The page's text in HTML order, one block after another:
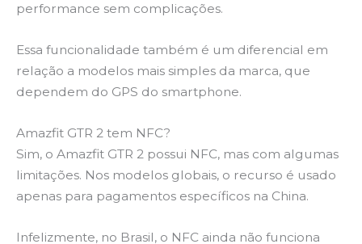
performance sem complicações.
Essa funcionalidade também é um diferencial em
relação a modelos mais simples da marca, que
dependem do GPS do smartphone.
Amazfit GTR 2 tem NFC?
Sim, o Amazfit GTR 2 possui NFC, mas com algumas
limitações. Nos modelos globais, o recurso é usado
apenas para pagamentos específicos na China.
Infelizmente, no Brasil, o NFC ainda não funciona